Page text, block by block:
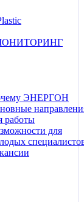
ЭНЕРГОН
работы
для